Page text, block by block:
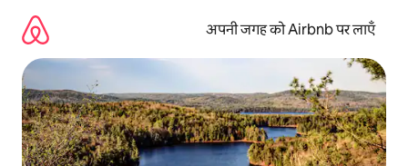
छोड़कर
सीधा
कॉन्टेंट
अपनी जगह को Airbnb पर लाएँ